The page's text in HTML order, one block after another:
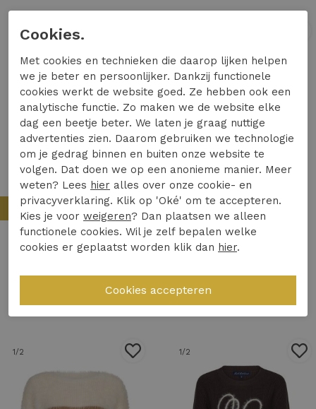
/2
Nieuw
Red Button diana smart srb5037 Broek espresso-l30
Nieuw
69,99
1/2 1/2
Cookies.
Met cookies en technieken die daarop lijken helpen
we je beter en persoonlijker. Dankzij functionele
cookies werkt de website goed. Ze hebben ook een
analytische functie. Zo maken we de website elke
dag een beetje beter. We laten je graag nuttige
advertenties zien. Daarom gebruiken we technologie
om je gedrag binnen en buiten onze website te
volgen. Dat doen we op een anonieme manier. Meer
weten? Lees hier alles over onze cookie- en
privacyverklaring. Klik op 'Oké' om te accepteren.
Kies je voor weigeren? Dan plaatsen we alleen
functionele cookies. Wil je zelf bepalen welke
cookies er geplaatst worden klik dan hier.